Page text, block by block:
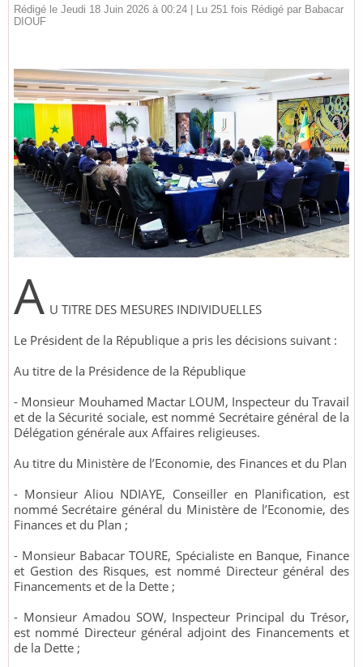
Rédigé le Jeudi 18 Juin 2026 à 00:24 | Lu 251 fois Rédigé par Babacar
DIOUF
A U TITRE DES MESURES INDIVIDUELLES
Le Président de la République a pris les décisions suivant :
Au titre de la Présidence de la République
- Monsieur Mouhamed Mactar LOUM, Inspecteur du Travail
et de la Sécurité sociale, est nommé Secrétaire général de la
Délégation générale aux Affaires religieuses.
Au titre du Ministère de l’Economie, des Finances et du Plan
- Monsieur Aliou NDIAYE, Conseiller en Planification, est
nommé Secrétaire général du Ministère de l’Economie, des
Finances et du Plan ;
- Monsieur Babacar TOURE, Spécialiste en Banque, Finance
et Gestion des Risques, est nommé Directeur général des
Financements et de la Dette ;
- Monsieur Amadou SOW, Inspecteur Principal du Trésor,
est nommé Directeur général adjoint des Financements et
de la Dette ;